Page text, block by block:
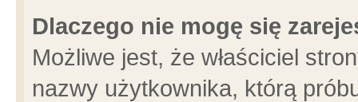
Dlaczego nie mogę się
Możliwe jest, że właściciel
nazwy użytkownika, którą